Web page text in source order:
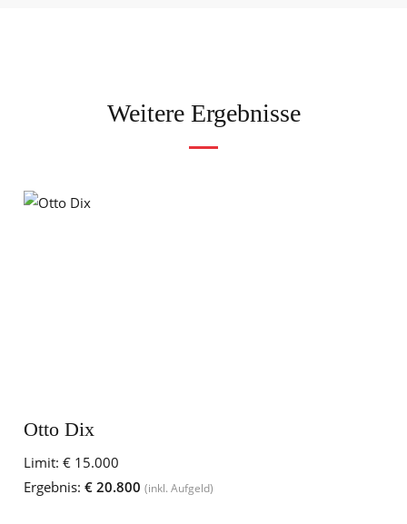
Weitere Ergebnisse
Otto Dix
Limit: € 15.000
Ergebnis: € 20.800 (inkl. Aufgeld)